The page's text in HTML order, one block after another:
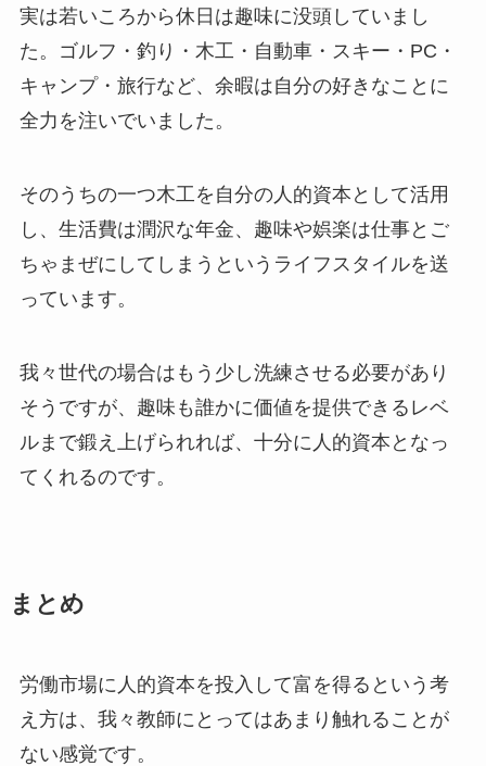
実は若いころから休日は趣味に没頭していまし
た。ゴルフ・釣り・木工・自動車・スキー・PC・
キャンプ・旅行など、余暇は自分の好きなことに
全力を注いでいました。
そのうちの一つ木工を自分の人的資本として活用
し、生活費は潤沢な年金、趣味や娯楽は仕事とご
ちゃまぜにしてしまうというライフスタイルを送
っています。
我々世代の場合はもう少し洗練させる必要があり
そうですが、趣味も誰かに価値を提供できるレベ
ルまで鍛え上げられれば、十分に人的資本となっ
てくれるのです。
まとめ
労働市場に人的資本を投入して富を得るという考
え方は、我々教師にとってはあまり触れることが
ない感覚です。